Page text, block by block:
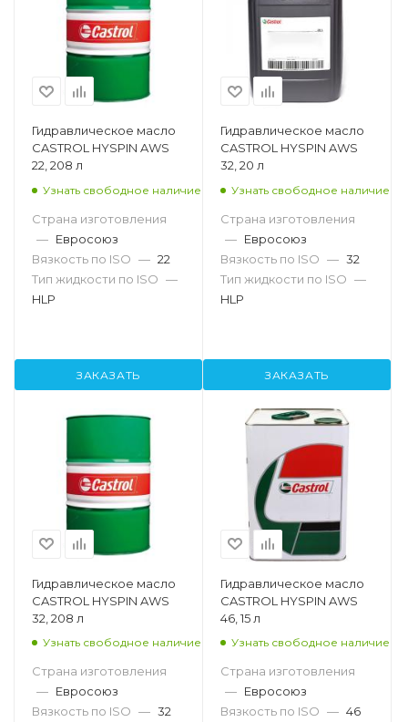
Гидравлическое масло
CASTROL HYSPIN AWS
22, 208 л
Узнать свободное наличие
Страна изготовления
— Евросоюз
Вязкость по ISO — 22
Тип жидкости по ISO —
HLP
ЗАКАЗАТЬ
Гидравлическое масло
CASTROL HYSPIN AWS
32, 20 л
Узнать свободное наличие
Страна изготовления
— Евросоюз
Вязкость по ISO — 32
Тип жидкости по ISO —
HLP
ЗАКАЗАТЬ
Гидравлическое масло
CASTROL HYSPIN AWS
32, 208 л
Узнать свободное наличие
Страна изготовления
— Евросоюз
Вязкость по ISO — 32
Гидравлическое масло
CASTROL HYSPIN AWS
46, 15 л
Узнать свободное наличие
Страна изготовления
— Евросоюз
Вязкость по ISO — 46